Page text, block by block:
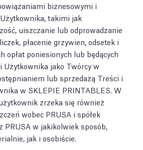
biznesowymi i
takimi jak
uiszczanie lub odprowadzanie
płacenie grzywien, odsetek i
opłat poniesionych lub będących
Użytkownika jako Twórcy w
lub sprzedażą Treści i
w SKLEPIE PRINTABLES. W
zrzeka się również
wobec PRUSA i spółek
PRUSA w jakikolwiek sposób,
jak i osobiście.